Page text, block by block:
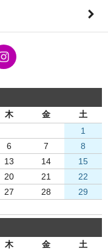
木 金
土
1
6 7
8
13 14
15
20 21
22
27 28
29
木 金 土